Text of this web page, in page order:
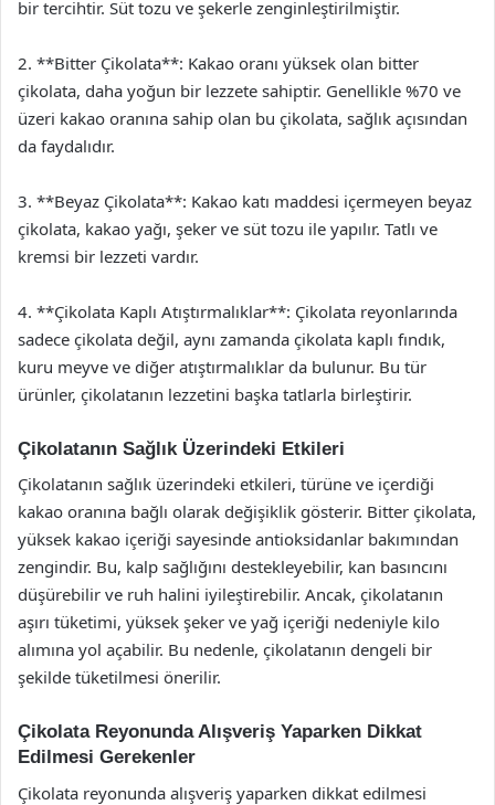
bir tercihtir. Süt tozu ve şekerle zenginleştirilmiştir.
2. **Bitter Çikolata**: Kakao oranı yüksek olan bitter
çikolata, daha yoğun bir lezzete sahiptir. Genellikle %70 ve
üzeri kakao oranına sahip olan bu çikolata, sağlık açısından
da faydalıdır.
3. **Beyaz Çikolata**: Kakao katı maddesi içermeyen beyaz
çikolata, kakao yağı, şeker ve süt tozu ile yapılır. Tatlı ve
kremsi bir lezzeti vardır.
4. **Çikolata Kaplı Atıştırmalıklar**: Çikolata reyonlarında
sadece çikolata değil, aynı zamanda çikolata kaplı fındık,
kuru meyve ve diğer atıştırmalıklar da bulunur. Bu tür
ürünler, çikolatanın lezzetini başka tatlarla birleştirir.
Çikolatanın Sağlık Üzerindeki Etkileri
Çikolatanın sağlık üzerindeki etkileri, türüne ve içerdiği
kakao oranına bağlı olarak değişiklik gösterir. Bitter çikolata,
yüksek kakao içeriği sayesinde antioksidanlar bakımından
zengindir. Bu, kalp sağlığını destekleyebilir, kan basıncını
düşürebilir ve ruh halini iyileştirebilir. Ancak, çikolatanın
aşırı tüketimi, yüksek şeker ve yağ içeriği nedeniyle kilo
alımına yol açabilir. Bu nedenle, çikolatanın dengeli bir
şekilde tüketilmesi önerilir.
Çikolata Reyonunda Alışveriş Yaparken Dikkat
Edilmesi Gerekenler
Çikolata reyonunda alışveriş yaparken dikkat edilmesi